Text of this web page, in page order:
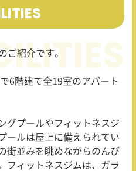
ご紹介です。
6階建て全19室のアパート
グプールやフィットネスジ
ールは屋上に備えられてい
街並みを眺めながらのんび
フィットネスジムは、ガラ